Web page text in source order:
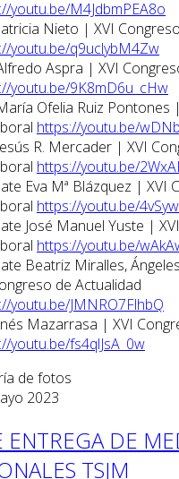
youtu.be/M4JdbmPEA8o
Nieto | XVI
youtu.be/q9uclybM4Zw
Aspra | XVI
youtu.be/9K8mD6u_cHw
Ofelia Ruiz Pontones
https://youtu.be/
R. Mercader | XVI
https://youtu.be/
Eva Mª Blázquez | XVI
https://youtu.be/
José Manuel Yuste |
https://youtu.be/
Beatriz Miralles,
de Actualidad
youtu.be/JMNRO7FlhbQ
Mazarrasa | XVI
youtu.be/fs4qlJsA_0w
de fotos
2023
ENTREGA DE
TSJM